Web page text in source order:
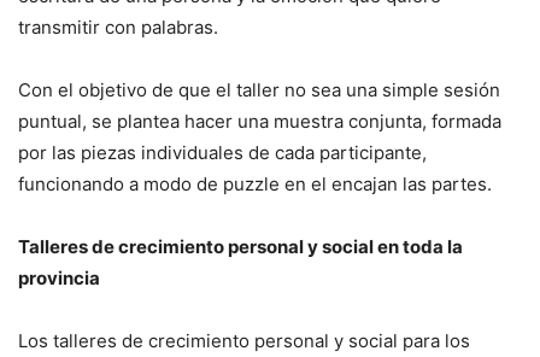
transmitir con palabras.
Con el objetivo de que el taller no sea una simple sesión
puntual, se plantea hacer una muestra conjunta, formada
por las piezas individuales de cada participante,
funcionando a modo de puzzle en el encajan las partes.
Talleres de crecimiento personal y social en toda la
provincia
Los talleres de crecimiento personal y social para los